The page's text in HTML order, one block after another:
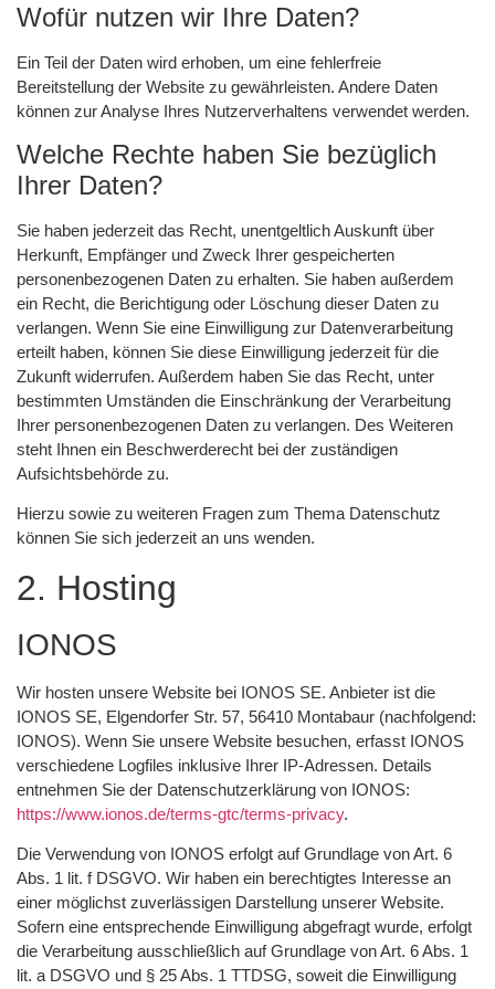
Wofür nutzen wir Ihre Daten?
Ein Teil der Daten wird erhoben, um eine fehlerfreie
Bereitstellung der Website zu gewährleisten. Andere Daten
können zur Analyse Ihres Nutzerverhaltens verwendet werden.
Welche Rechte haben Sie bezüglich
Ihrer Daten?
Sie haben jederzeit das Recht, unentgeltlich Auskunft über
Herkunft, Empfänger und Zweck Ihrer gespeicherten
personenbezogenen Daten zu erhalten. Sie haben außerdem
ein Recht, die Berichtigung oder Löschung dieser Daten zu
verlangen. Wenn Sie eine Einwilligung zur Datenverarbeitung
erteilt haben, können Sie diese Einwilligung jederzeit für die
Zukunft widerrufen. Außerdem haben Sie das Recht, unter
bestimmten Umständen die Einschränkung der Verarbeitung
Ihrer personenbezogenen Daten zu verlangen. Des Weiteren
steht Ihnen ein Beschwerderecht bei der zuständigen
Aufsichtsbehörde zu.
Hierzu sowie zu weiteren Fragen zum Thema Datenschutz
können Sie sich jederzeit an uns wenden.
2. Hosting
IONOS
Wir hosten unsere Website bei IONOS SE. Anbieter ist die
IONOS SE, Elgendorfer Str. 57, 56410 Montabaur (nachfolgend:
IONOS). Wenn Sie unsere Website besuchen, erfasst IONOS
verschiedene Logfiles inklusive Ihrer IP-Adressen. Details
entnehmen Sie der Datenschutzerklärung von IONOS:
https://www.ionos.de/terms-gtc/terms-privacy.
Die Verwendung von IONOS erfolgt auf Grundlage von Art. 6
Abs. 1 lit. f DSGVO. Wir haben ein berechtigtes Interesse an
einer möglichst zuverlässigen Darstellung unserer Website.
Sofern eine entsprechende Einwilligung abgefragt wurde, erfolgt
die Verarbeitung ausschließlich auf Grundlage von Art. 6 Abs. 1
lit. a DSGVO und § 25 Abs. 1 TTDSG, soweit die Einwilligung